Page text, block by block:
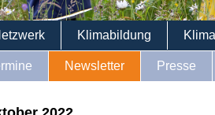
Klimabildung
Newsletter Presse